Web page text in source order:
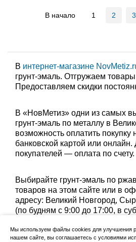
В начало 1 2 3
В интернет-магазине
грунт-эмаль. Отгружаем
Предоставляем скидки
В «НовМетиз» одни из самых
грунт-эмаль по металлу в
возможность оплатить
банковской картой или
покупателей — оплата по счету.
Выбирайте грунт-эмаль по
товаров на этом сайте или в
адресу: Великий Новгород,
(по будням с 9:00 до 17:00, в
или оформить доставку до
Мы используем файлы cookies для улучшения
нашем сайте, вы соглашаетесь с условиями